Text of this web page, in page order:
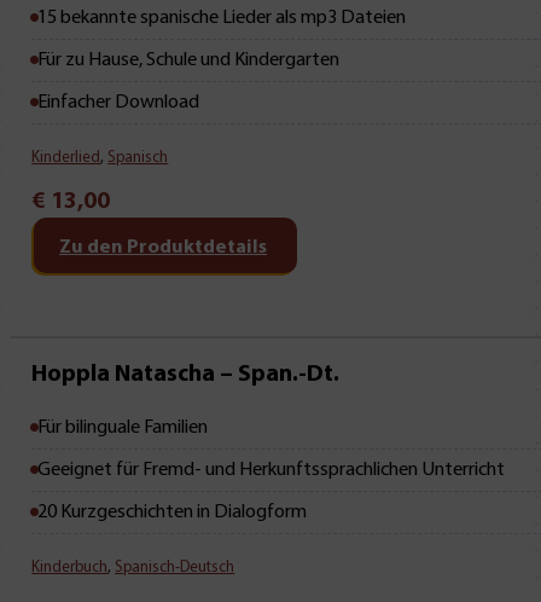
15 bekannte spanische Lieder als mp3 Dateien
Für zu Hause, Schule und Kindergarten
Einfacher Download
Kinderlied , Spanisch
€ 13,00
Zu den Produktdetails
Mit Leseprobe!
Hoppla Natascha – Span.-Dt.
Für bilinguale Familien
Geeignet für Fremd- und Herkunftssprachlichen Unterricht
20 Kurzgeschichten in Dialogform
Kinderbuch, Spanisch-Deutsch